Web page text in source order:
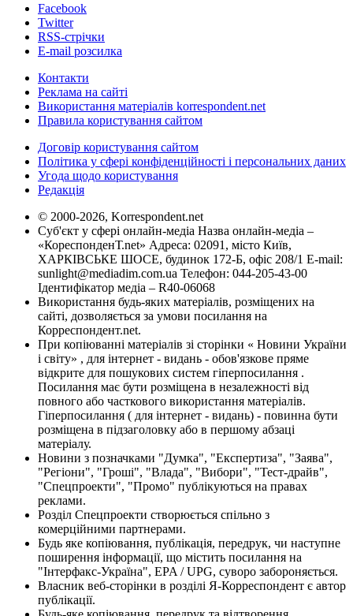
Facebook
Twitter
RSS-стрічки
E-mail розсилка
Контакти
Реклама на сайті
Використання матеріалів korrespondent.net
Правила користування сайтом
Договір користування сайтом
Політика у сфері конфіденційності і персональних даних
Угода щодо користування
Редакція
© 2000-2026, Korrespondent.net
Суб'єкт у сфері онлайн-медіа Назва онлайн-медіа –
«КореспонденТ.net» Адреса: 02091, місто Київ,
ХАРКІВСЬКЕ ШОСЕ, будинок 172-Б, офіс 208/1 E-mail:
sunlight@mediadim.com.ua Телефон: 044-205-43-00
Ідентифікатор медіа – R40-06068
Використання будь-яких матеріалів, розміщених на
сайті, дозволяється за умови посилання на
Корреспондент.net.
При копіюванні матеріалів зі сторінки « Новини України
і світу» , для інтернет - видань - обов'язкове пряме
відкрите для пошукових систем гіперпосилання .
Посилання має бути розміщена в незалежності від
повного або часткового використання матеріалів.
Гіперпосилання ( для інтернет - видань) - повинна бути
розміщена в підзаголовку або в першому абзаці
матеріалу.
Новини з позначками "Думка", "Експертиза", "Заява",
"Регіони", "Гроші", "Влада", "Вибори", "Тест-драйв",
"Спецпроекти", "Промо" публікуються на правах
реклами.
Розділ Спецпроекти створюється спільно з
комерційними партнерами.
Будь яке копіювання, публікація, передрук, чи наступне
поширення інформації, що містить посилання на
"Інтерфакс-Україна", EPA / UPG, суворо забороняється.
Власник веб-сторінки в розділі Я-Корреспондент є автор
публікації.